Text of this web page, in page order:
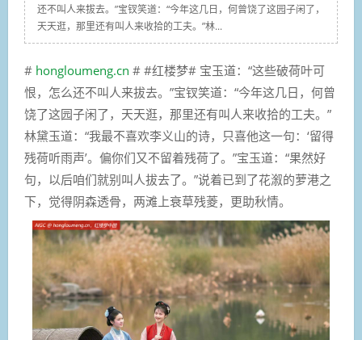
还不叫人来拔去。”宝钗笑道：“今年这几日，何曾饶了这园子闲了，
天天逛，那里还有叫人来收拾的工夫。”林...
# hongloumeng.cn # #红楼梦# 宝玉道：“这些破荷叶可
恨，怎么还不叫人来拔去。”宝钗笑道：“今年这几日，何曾
饶了这园子闲了，天天逛，那里还有叫人来收拾的工夫。”
林黛玉道：“我最不喜欢李义山的诗，只喜他这一句：‘留得
残荷听雨声’。偏你们又不留着残荷了。”宝玉道：“果然好
句，以后咱们就别叫人拔去了。”说着已到了花溆的萝港之
下，觉得阴森透骨，两滩上衰草残菱，更助秋情。